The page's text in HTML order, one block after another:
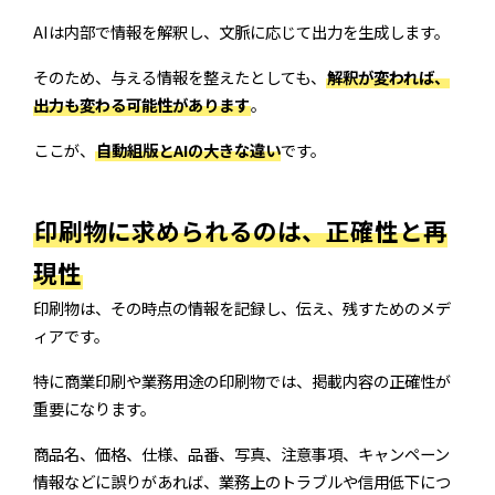
AIは内部で情報を解釈し、文脈に応じて出力を生成します。
そのため、与える情報を整えたとしても、 解釈が変われば、
出力も変わる可能性があります。
ここが、 自動組版とAIの大きな違いです。
印刷物に求められるのは、正確性と再
現性
印刷物は、その時点の情報を記録し、伝え、残すためのメデ
ィアです。
特に商業印刷や業務用途の印刷物では、掲載内容の正確性が
重要になります。
商品名、価格、仕様、品番、写真、注意事項、キャンペーン
情報などに誤りがあれば、業務上のトラブルや信用低下につ